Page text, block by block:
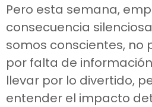
Pero esta semana,
consecuencia
somos conscientes, no
por falta de
llevar por lo divertido,
entender el impacto